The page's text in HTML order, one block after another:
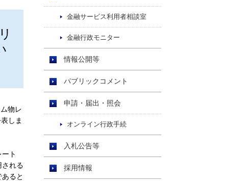
物レ
しま
ト
れる
ると
金融サービス利用者相談室
金融行政モニター
情報公開等
パブリックコメント
申請・届出・照会
オンライン行政手続
入札公告等
採用情報